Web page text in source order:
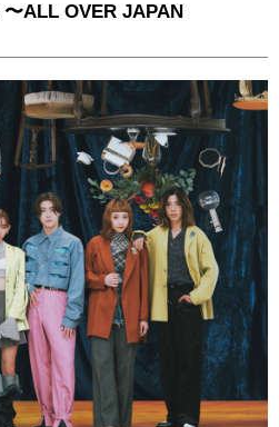
ALL OVER JAPAN